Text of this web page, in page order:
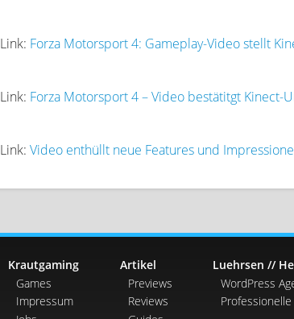
Link: Forza Motorsport 4: Gameplay-Video stellt
Link: Forza Motorsport 4 – Video bestätitgt Kinect-
Link: Video enthüllt neue Features und
Krautgaming
Games
Impressum
Artikel
Previews
Reviews
Luehrsen //
WordPress